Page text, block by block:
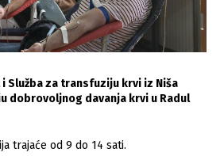
Služba za transfuziju krvi iz Niša
dobrovoljnog davanja krvi u Radul
trajaće od 9 do 14 sati.